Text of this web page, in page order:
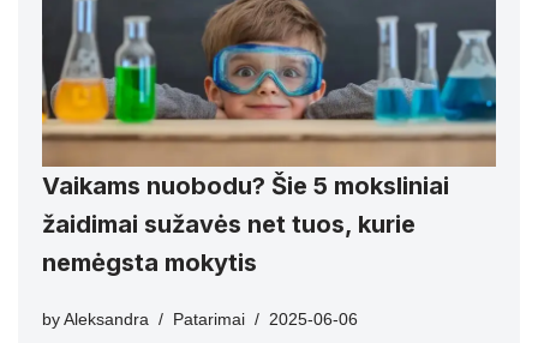
Vaikams nuobodu? Šie 5 moksliniai
žaidimai sužavės net tuos, kurie
nemėgsta mokytis
by Aleksandra Patarimai 2025-06-06